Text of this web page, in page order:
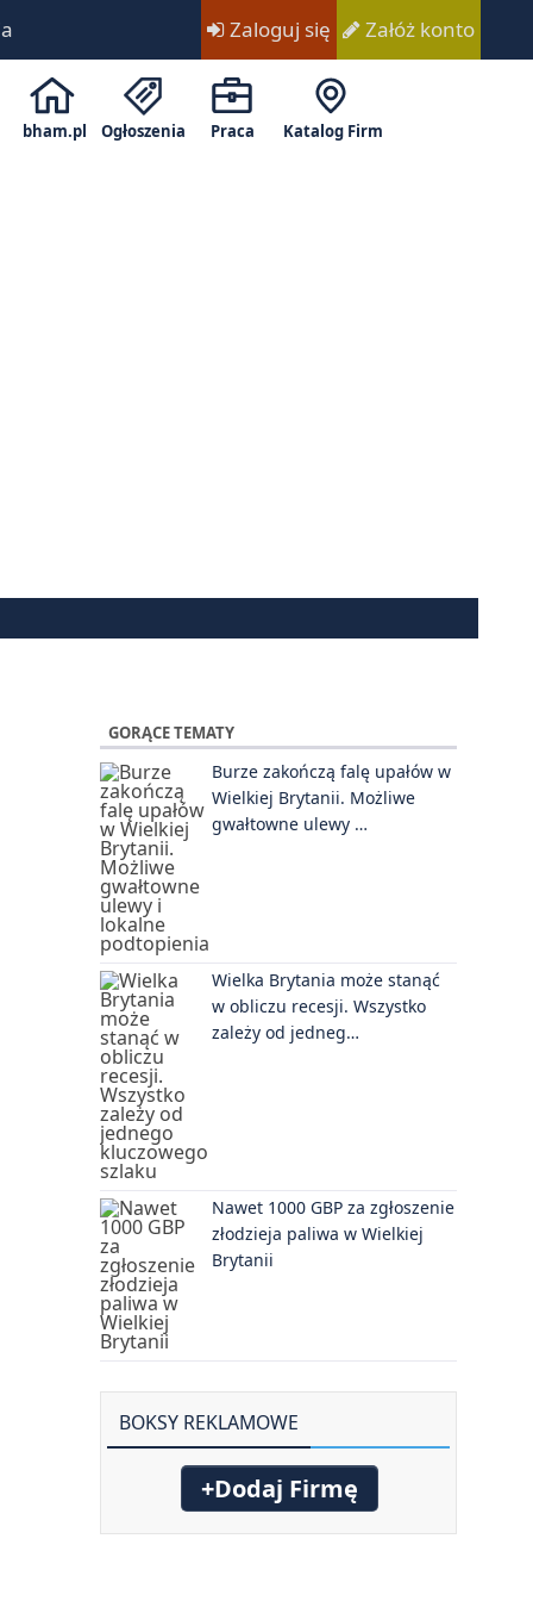
Zaloguj się Załóż konto
bham.pl Ogłoszenia Praca Katalog Firm
GORĄCE TEMATY
Burze zakończą falę upałów w
Wielkiej Brytanii. Możliwe
gwałtowne ulewy …
Wielka Brytania może stanąć
w obliczu recesji. Wszystko
zależy od jedneg…
Nawet 1000 GBP za zgłoszenie
złodzieja paliwa w Wielkiej
Brytanii
BOKSY REKLAMOWE
+Dodaj Firmę